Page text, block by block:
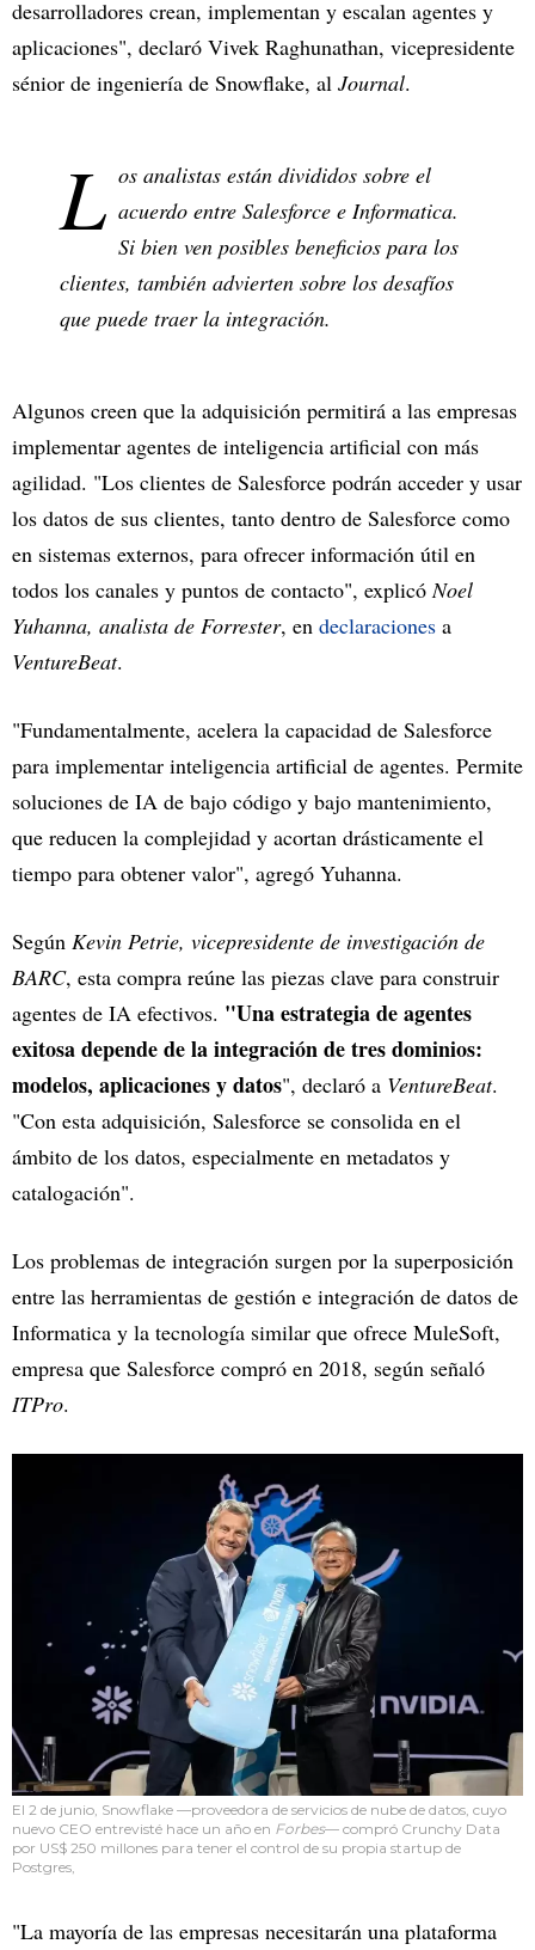
desarrolladores crean, implementan y escalan agentes y
aplicaciones", declaró Vivek Raghunathan, vicepresidente
sénior de ingeniería de Snowflake, al Journal.
L os analistas están divididos sobre el
acuerdo entre Salesforce e Informatica.
Si bien ven posibles beneficios para los
clientes, también advierten sobre los desafíos
que puede traer la integración.
Algunos creen que la adquisición permitirá a las empresas
implementar agentes de inteligencia artificial con más
agilidad. "Los clientes de Salesforce podrán acceder y usar
los datos de sus clientes, tanto dentro de Salesforce como
en sistemas externos, para ofrecer información útil en
todos los canales y puntos de contacto", explicóNoel
Yuhanna, analista de Forrester, en declaraciones a
VentureBeat.
"Fundamentalmente, acelera la capacidad de Salesforce
para implementar inteligencia artificial de agentes. Permite
soluciones de IA de bajo código y bajo mantenimiento,
que reducen la complejidad y acortan drásticamente el
tiempo para obtener valor", agregó Yuhanna.
Según Kevin Petrie, vicepresidente de investigación de
BARC, esta compra reúne las piezas clave para construir
agentes de IA efectivos. "Una estrategia de agentes
exitosa depende de la integración de tres dominios:
modelos, aplicaciones y datos", declaró a VentureBeat.
"Con esta adquisición, Salesforce se consolida en el
ámbito de los datos, especialmente en metadatos y
catalogación".
Los problemas de integración surgen por la superposición
entre las herramientas de gestión e integración de datos de
Informatica y la tecnología similar que ofrece MuleSoft,
empresa que Salesforce compró en 2018, según señaló
ITPro.
El 2 de junio, Snowflake —proveedora de servicios de nube de datos, cuyo
nuevo CEO entrevisté hace un año en Forbes— compró Crunchy Data
por US$ 250 millones para tener el control de su propia startup de
Postgres,
"La mayoría de las empresas necesitarán una plataforma